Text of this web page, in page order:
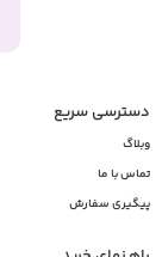
دسترسی سریع
وبلاگ
تماس با ما
پیگیری سفارش